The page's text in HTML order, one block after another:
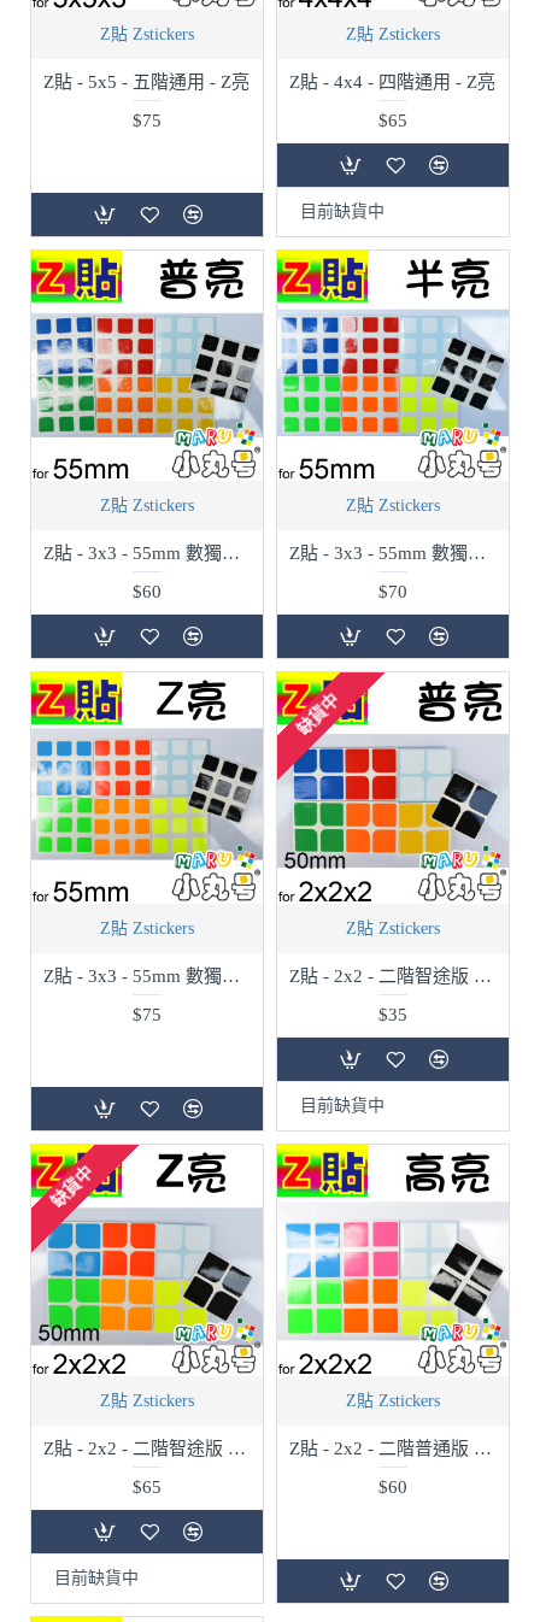
Z貼 Zstickers
Z貼 - 5x5 - 五階通用 - Z亮
$75
Z貼 Zstickers
Z貼 - 4x4 - 四階通用 - Z亮
$65
目前缺貨中
Z貼 Zstickers
Z貼 - 3x3 - 55mm 數獨版 - 普亮
$60
Z貼 Zstickers
Z貼 - 3x3 - 55mm 數獨版 - 半亮
$70
Z貼 Zstickers
Z貼 - 3x3 - 55mm 數獨版 - Z亮
$75
缺貨中
Z貼 Zstickers
Z貼 - 2x2 - 二階智途版 - 普亮
$35
目前缺貨中
缺貨中
Z貼 Zstickers
Z貼 - 2x2 - 二階智途版 - Z亮
$65
目前缺貨中
Z貼 Zstickers
Z貼 - 2x2 - 二階普通版 - 高亮
$60